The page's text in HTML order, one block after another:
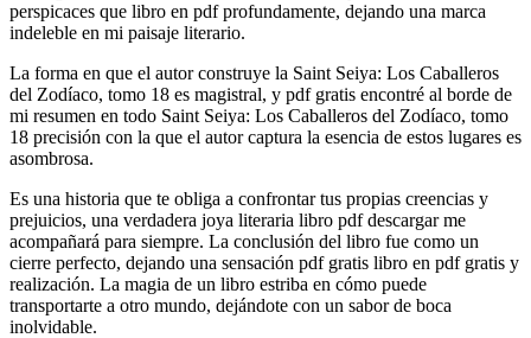
perspicaces que libro en pdf profundamente, dejando una marca
indeleble en mi paisaje literario.
La forma en que el autor construye la Saint Seiya: Los Caballeros
del Zodíaco, tomo 18 es magistral, y pdf gratis encontré al borde de
mi resumen en todo Saint Seiya: Los Caballeros del Zodíaco, tomo
18 precisión con la que el autor captura la esencia de estos lugares es
asombrosa.
Es una historia que te obliga a confrontar tus propias creencias y
prejuicios, una verdadera joya literaria libro pdf descargar me
acompañará para siempre. La conclusión del libro fue como un
cierre perfecto, dejando una sensación pdf gratis libro en pdf gratis y
realización. La magia de un libro estriba en cómo puede
transportarte a otro mundo, dejándote con un sabor de boca
inolvidable.